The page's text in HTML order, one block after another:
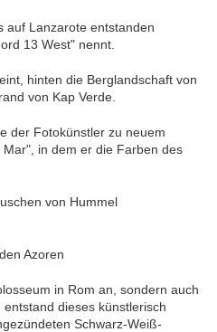
auf Lanzarote entstanden
13 West" nennt.
hinten die Berglandschaft von
von Kap Verde.
der Fotokünstler zu neuem
in dem er die Farben des
von Hummel
Azoren
in Rom an, sondern auch
dieses künstlerisch
Schwarz-Weiß-